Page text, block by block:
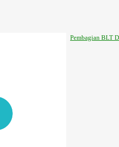
Pembagian BLT